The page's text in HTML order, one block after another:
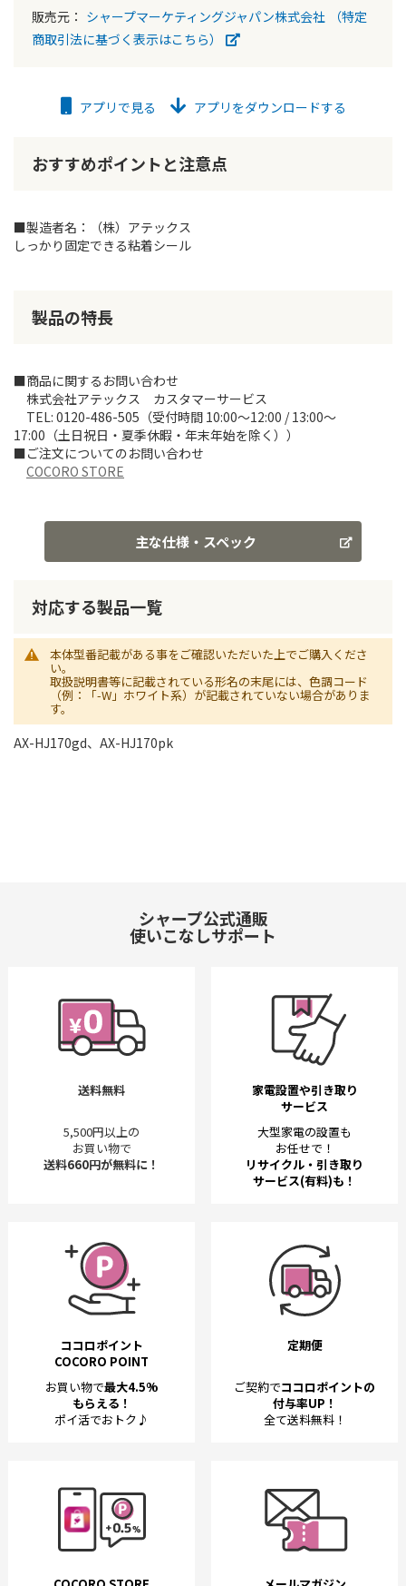
販売元： シャープマーケティングジャパン株式会社
（特定
商取引法に基づく表示はこちら）
アプリで見る アプリをダウンロードする
おすすめポイントと注意点
■製造者名：（株）アテックス
しっかり固定できる粘着シール
製品の特長
■商品に関するお問い合わせ
株式会社アテックス カスタマーサービス
TEL: 0120-486-505（受付時間 10:00～12:00 / 13:00～
17:00（土日祝日・夏季休暇・年末年始を除く））
■ご注文についてのお問い合わせ
COCORO STORE
主な仕様・スペック
対応する製品一覧
本体型番記載がある事をご確認いただいた上でご購入くださ
い。
取扱説明書等に記載されている形名の末尾には、色調コード
（例：「-W」ホワイト系）が記載されていない場合がありま
す。
AX-HJ170gd、AX-HJ170pk
シャープ公式通販
使いこなしサポート
送料無料
5,500円以上の
お買い物で
送料660円が無料に！
家電設置や引き取り
サービス
大型家電の設置も
お任せで！
リサイクル・引き取り
サービス(有料)も！
ココロポイント
COCORO POINT
お買い物で最大4.5%
もらえる！
ポイ活でおトク♪
定期便
ご契約でココロポイントの
付与率UP！
全て送料無料！